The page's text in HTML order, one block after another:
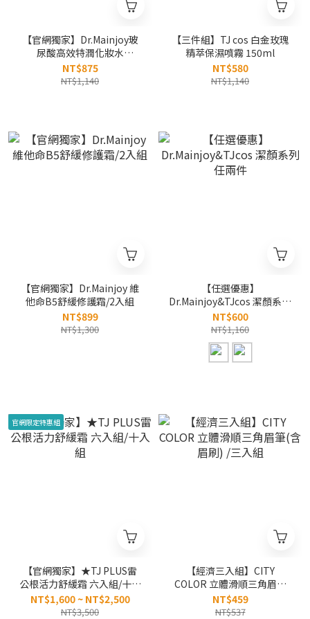
【官網獨家】Dr.Mainjoy玻
尿酸高效特潤化妝水
150mlx3入
NT$875
NT$1,140
【三件組】TJ cos 白金玫瑰
精萃保濕噴霧 150ml
NT$580
NT$1,140
【官網獨家】Dr.Mainjoy 維
他命B5舒緩修護霜/2入組
NT$899
NT$1,300
【任選優惠】
Dr.Mainjoy&TJcos 潔顏系列
任兩件
NT$600
NT$1,160
官網限定特惠組
【官網獨家】★TJ PLUS雷
公根活力舒緩霜 六入組/十入
組
NT$1,600 ~ NT$2,500
NT$3,500
【經濟三入組】CITY
COLOR 立體滑順三角眉筆
(含眉刷) /三入組
NT$459
NT$537